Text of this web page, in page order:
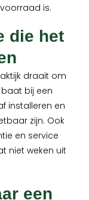
is.
die het
draait om
bij een
installeren en
zijn. Ook
en service
niet weken uit
een